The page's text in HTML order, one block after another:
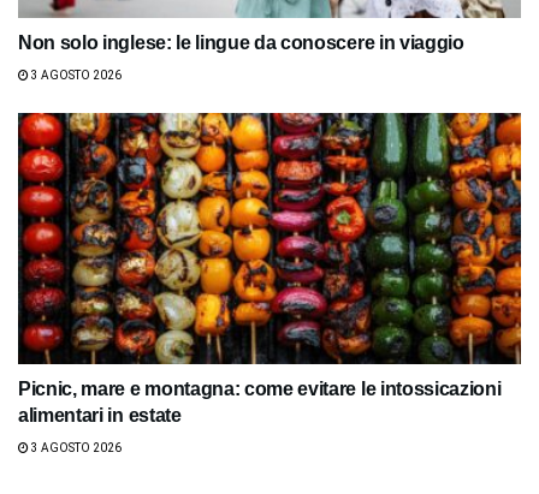
Non solo inglese: le lingue da conoscere in viaggio
3 AGOSTO 2026
Picnic, mare e montagna: come evitare le intossicazioni
alimentari in estate
3 AGOSTO 2026